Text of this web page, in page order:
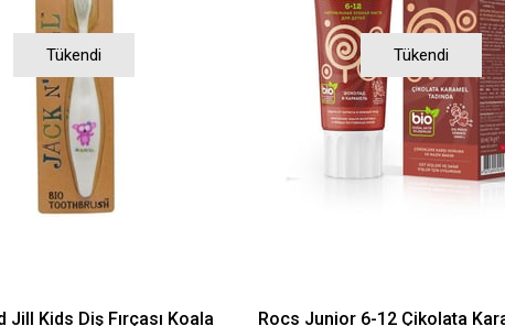
Tükendi
Jill Kids Diş Fırçası Koala
Tükendi